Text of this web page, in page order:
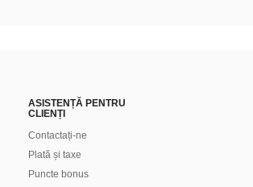
ASISTENȚĂ PENTRU
CLIENȚI
Contactați-ne
Plată și taxe
Puncte bonus